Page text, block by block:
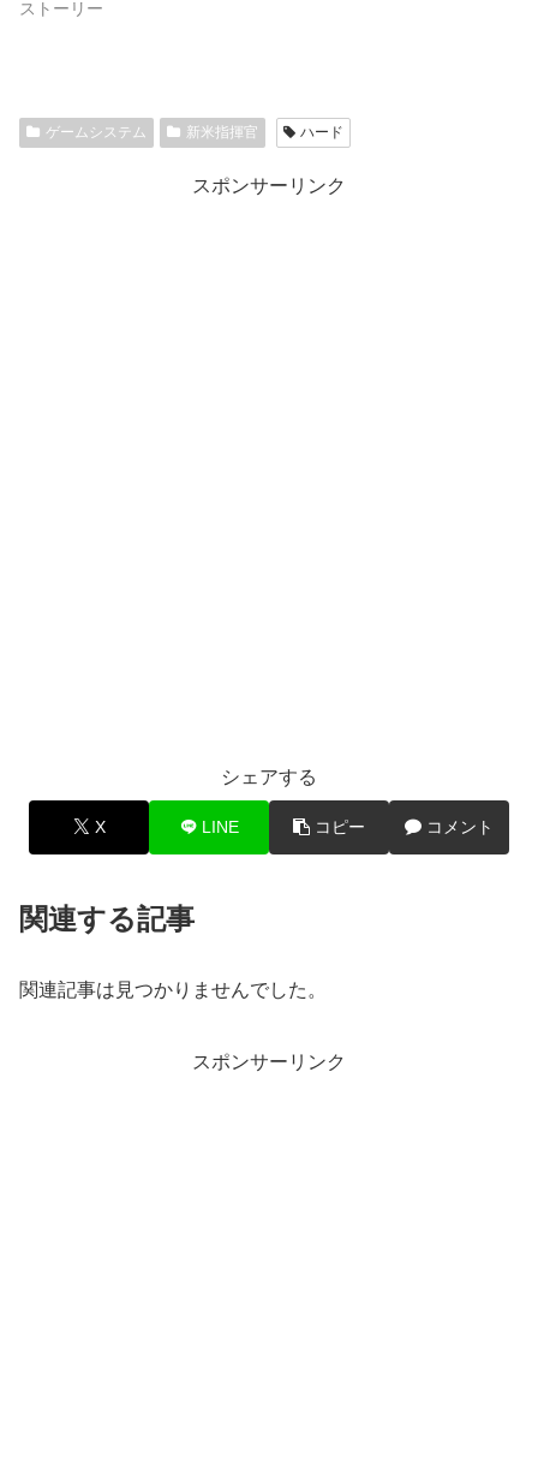
ストーリー
ゲームシステム 新米指揮官 ハード
スポンサーリンク
シェアする
X LINE コピー コメント
関連する記事
関連記事は見つかりませんでした。
スポンサーリンク